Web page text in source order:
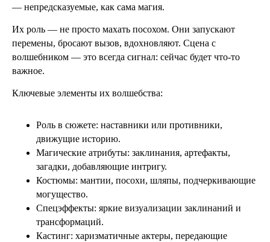
— непредсказуемые, как сама магия.
Их роль — не просто махать посохом. Они запускают
перемены, бросают вызов, вдохновляют. Сцена с
волшебником — это всегда сигнал: сейчас будет что-то
важное.
Ключевые элементы их волшебства:
Роль в сюжете: наставники или противники,
движущие историю.
Магические атрибуты: заклинания, артефакты,
загадки, добавляющие интригу.
Костюмы: мантии, посохи, шляпы, подчеркивающие
могущество.
Спецэффекты: яркие визуализации заклинаний и
трансформаций.
Кастинг: харизматичные актеры, передающие